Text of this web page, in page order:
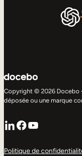
Copyright © 2026 Docebo
déposée ou une marque
LinkedIn
Facebook
YouTube
Politique de